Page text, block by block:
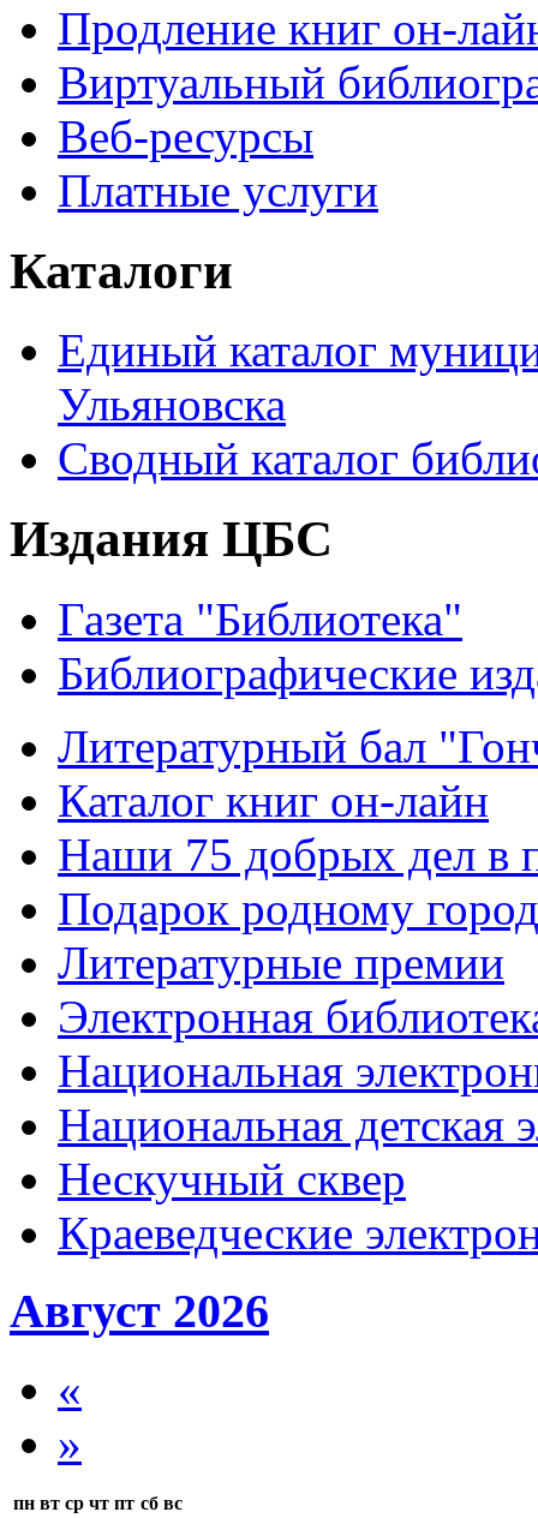
Продление книг он-
Виртуальный
Веб-ресурсы
Платные услуги
Каталоги
Единый каталог
Ульяновска
Сводный каталог
Издания ЦБС
Газета "Библиотека"
Библиографические
Литературный бал
Каталог книг он-лайн
Наши 75 добрых дел в
Подарок родному
Литературные премии
Электронная
Национальная
Национальная детская
Нескучный сквер
Краеведческие
Август 2026
«
»
пн вт ср чт пт сб вс